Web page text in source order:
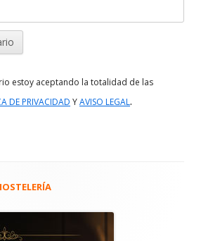
estoy aceptando la totalidad de las
DE PRIVACIDAD YAVISO LEGAL.